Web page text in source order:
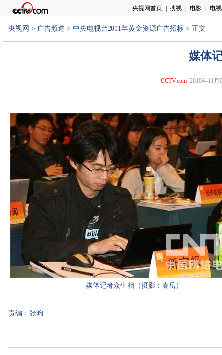
央视网 > 广告频道 > 中央电视台2011年黄金资源广告招标 > 正文
媒体
CCTV.com 2010年11月
媒体记者众生相（摄影：秦岳）
责编：张昀